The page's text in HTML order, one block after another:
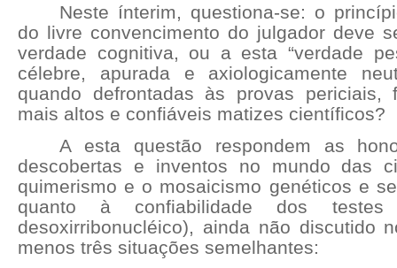
Neste ínterim, questiona-se: o
do livre convencimento do julgador deve
verdade cognitiva, ou a esta “verdade
célebre, apurada e axiologicamente
quando defrontadas às provas periciais,
mais altos e confiáveis matizes científicos?
A esta questão respondem as
descobertas e inventos no mundo das
quimerismo e o mosaicismo genéticos e
quanto à confiabilidade dos
desoxirribonucléico), ainda não discutido
menos três situações semelhantes: